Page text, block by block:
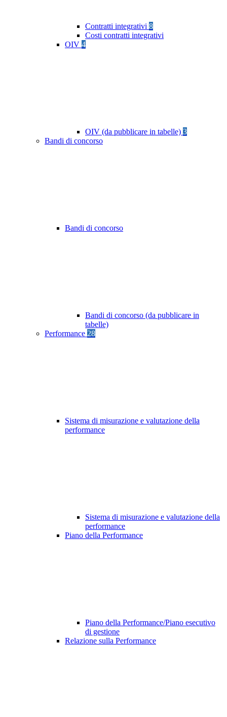
Contratti integrativi 8
Costi contratti integrativi
OIV 4
OIV (da pubblicare in tabelle) 3
Bandi di concorso
Bandi di concorso
Bandi di concorso (da pubblicare in
tabelle)
Performance 28
Sistema di misurazione e valutazione della
performance
Sistema di misurazione e valutazione della
performance
Piano della Performance
Piano della Performance/Piano esecutivo
di gestione
Relazione sulla Performance